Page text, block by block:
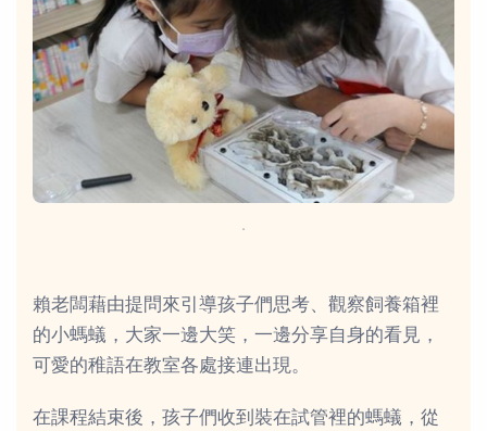
．
賴老闆藉由提問來引導孩子們思考、觀察飼養箱裡
的小螞蟻，大家一邊大笑，一邊分享自身的看見，
可愛的稚語在教室各處接連出現。
在課程結束後，孩子們收到裝在試管裡的螞蟻，從